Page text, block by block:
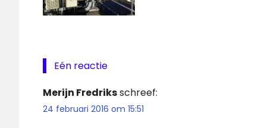
Eén reactie
Merijn Fredriksschreef:
24 februari 2016 om 15:51